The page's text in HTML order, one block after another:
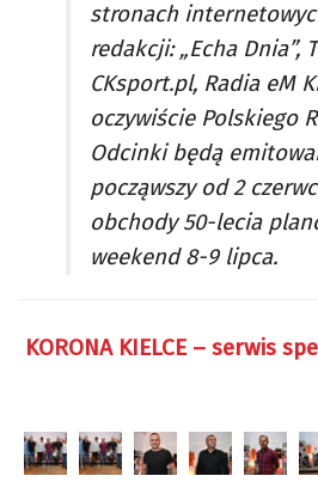
stronach
redakcji: „Echa Dnia”,
CKsport.pl, Radia eM
oczywiście Polskiego
Odcinki będą
począwszy od 2
obchody 50-lecia
weekend 8-9 lipca.
KORONA KIELCE – serwis